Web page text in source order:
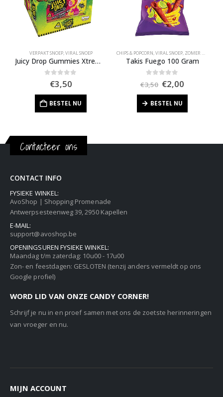
VERPAKT SNOEP,VIRAL SNOEP
Juicy Drop Gummies Xtreme Sour Gel Pen
out of 5
€3,50
BESTEL NU
CHIPS & POPCORN,VIRAL SNOEP, ZOMER UITVERKOOP
Takis Fuego 100 Gram
out of 5
€3,50
prijs
was:
€3,50.
€2,00Huidige
BESTEL NU
Contacteer ons
CONTACT INFO
FYSIEKE WINKEL:
AvoShop | Shopping Promenade
Antwerpsesteenweg 39, 2950 Kapellen
E-MAIL:
support@avoshop.be
OPENINGSUREN FYSIEKE WINKEL:
Maandag t/m zaterdag: 10u00 - 17u00
Zon- en feestdagen: GESLOTEN (tenzij anders vermeldt op ons
Google profiel)
WORD LID VAN ONZE CANDY CORNER!
Schrijf je nu in en proef samen met ons de zoetste herinneringen
van vroeger en nu.
MIJN ACCOUNT